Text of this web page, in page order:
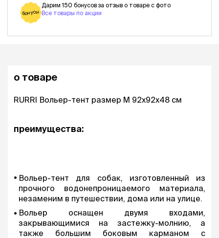
бонусы
Дарим 150 бонусов за отзыв о товаре с фото
Все товары по акции
о товаре
RURRI Вольер-тент размер M 92x92x48 см
преимущества:
Вольер-тент для собак, изготовленный из
прочного водонепроницаемого материала,
незаменим в путешествии, дома или на улице.
Вольер оснащен двумя входами,
закрывающимися на застежку-молнию, а
также большим боковым карманом с